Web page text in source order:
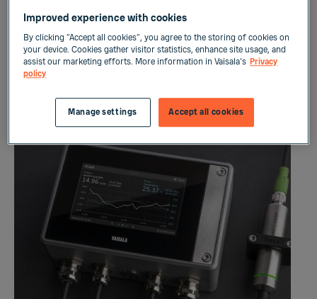
ク表示、複数言語によるメニュー、アラー
ム、動向、1年間の計測履歴、WLAN/LAN。
関連製品
Improved experience with cookies
By clicking “Accept all cookies”, you agree to the storing of cookies on
your device. Cookies gather visitor statistics, enhance site usage, and
assist our marketing efforts. More information in Vaisala's Privacy
policy
Accept all cookies
Manage settings